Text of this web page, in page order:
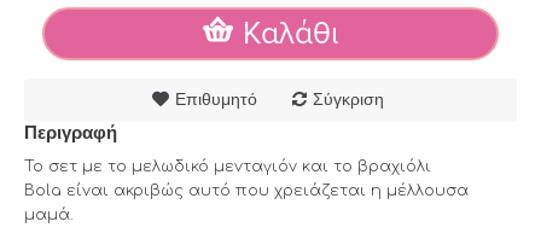
Καλάθι
Επιθυμητό Σύγκριση
Περιγραφή
Το σετ με το μελωδικό μενταγιόν και το βραχιόλι
Bola είναι ακριβώς αυτό που χρειάζεται η μέλλουσα
μαμά.